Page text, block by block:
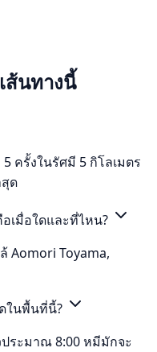
ส้นทางนี้
ครั้งในรัศมี 5 กิโลเมตร
ด
เมื่อใดและที่ไหน?
Aomori Toyama,
ในพื้นที่นี้?
ระมาณ 8:00 หมีมักจะ